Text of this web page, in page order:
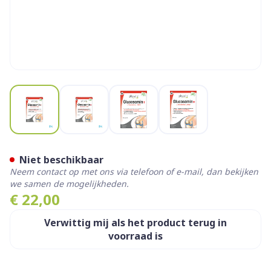
View larger imageView larger imageView larger imageView larger image
€ 22,00
Verwittig mij als het product terug in
voorraad is
Niet beschikbaar
Neem contact op met ons via telefoon of e-mail, dan bekijken
we samen de mogelijkheden.